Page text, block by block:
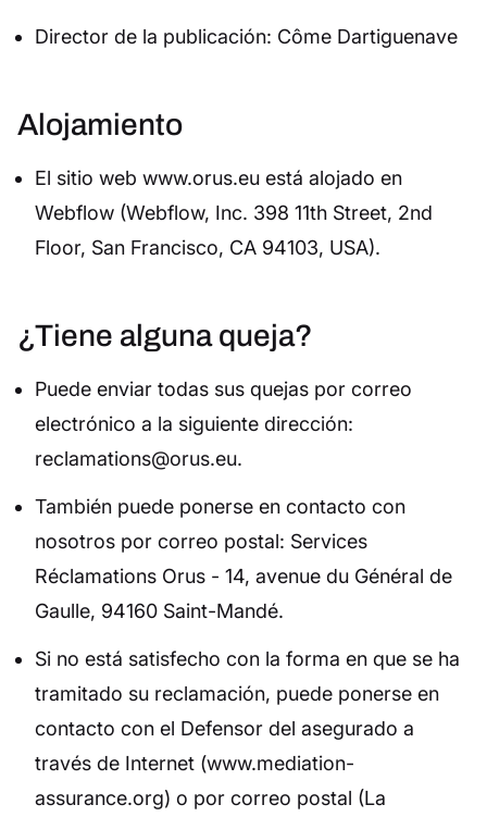
Director de la publicación: Côme Dartiguenave
Alojamiento
El sitio web www.orus.eu está alojado en
Webflow (Webflow, Inc. 398 11th Street, 2nd
Floor, San Francisco, CA 94103, USA).
¿Tiene alguna queja?
Puede enviar todas sus quejas por correo
electrónico a la siguiente dirección:
reclamations@orus.eu.
También puede ponerse en contacto con
nosotros por correo postal: Services
Réclamations Orus - 14, avenue du Général de
Gaulle, 94160 Saint-Mandé.
Si no está satisfecho con la forma en que se ha
tramitado su reclamación, puede ponerse en
contacto con el Defensor del asegurado a
través de Internet (www.mediation-
assurance.org) o por correo postal (La